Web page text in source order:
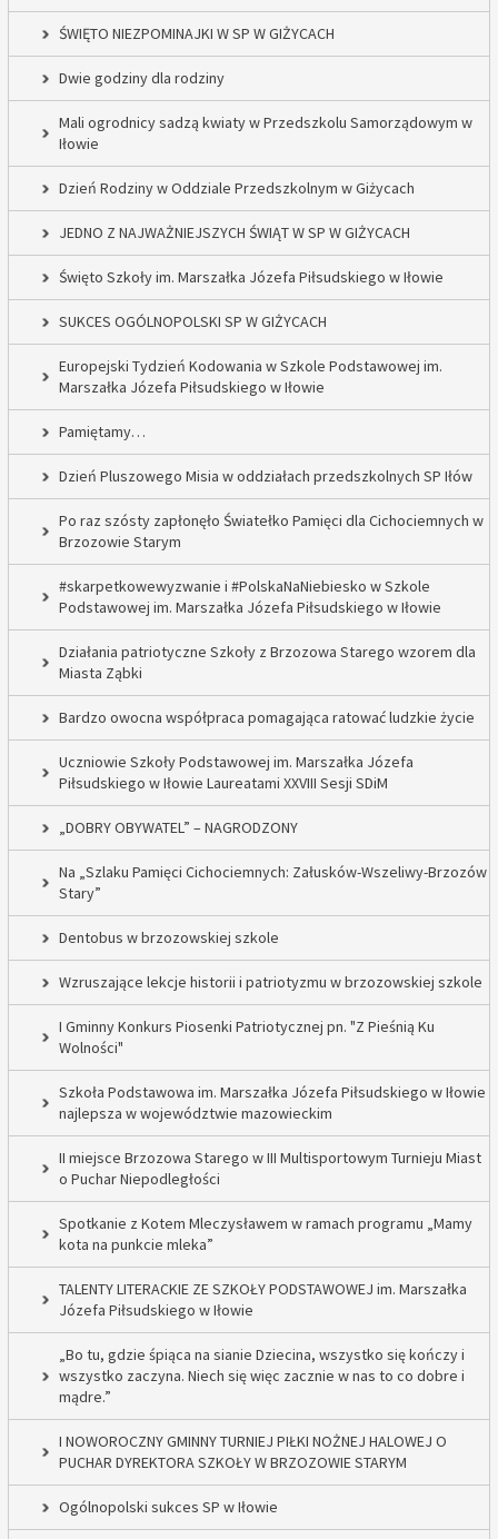
ŚWIĘTO NIEZPOMINAJKI W SP W GIŻYCACH
Dwie godziny dla rodziny
Mali ogrodnicy sadzą kwiaty w Przedszkolu Samorządowym w
Iłowie
Dzień Rodziny w Oddziale Przedszkolnym w Giżycach
JEDNO Z NAJWAŻNIEJSZYCH ŚWIĄT W SP W GIŻYCACH
Święto Szkoły im. Marszałka Józefa Piłsudskiego w Iłowie
SUKCES OGÓLNOPOLSKI SP W GIŻYCACH
Europejski Tydzień Kodowania w Szkole Podstawowej im.
Marszałka Józefa Piłsudskiego w Iłowie
Pamiętamy…
Dzień Pluszowego Misia w oddziałach przedszkolnych SP Iłów
Po raz szósty zapłonęło Światełko Pamięci dla Cichociemnych w
Brzozowie Starym
#skarpetkowewyzwanie i #PolskaNaNiebiesko w Szkole
Podstawowej im. Marszałka Józefa Piłsudskiego w Iłowie
Działania patriotyczne Szkoły z Brzozowa Starego wzorem dla
Miasta Ząbki
Bardzo owocna współpraca pomagająca ratować ludzkie życie
Uczniowie Szkoły Podstawowej im. Marszałka Józefa
Piłsudskiego w Iłowie Laureatami XXVIII Sesji SDiM
„DOBRY OBYWATEL” – NAGRODZONY
Na „Szlaku Pamięci Cichociemnych: Załusków-Wszeliwy-Brzozów
Stary”
Dentobus w brzozowskiej szkole
Wzruszające lekcje historii i patriotyzmu w brzozowskiej szkole
I Gminny Konkurs Piosenki Patriotycznej pn. "Z Pieśnią Ku
Wolności"
Szkoła Podstawowa im. Marszałka Józefa Piłsudskiego w Iłowie
najlepsza w województwie mazowieckim
II miejsce Brzozowa Starego w III Multisportowym Turnieju Miast
o Puchar Niepodległości
Spotkanie z Kotem Mleczysławem w ramach programu „Mamy
kota na punkcie mleka”
TALENTY LITERACKIE ZE SZKOŁY PODSTAWOWEJ im. Marszałka
Józefa Piłsudskiego w Iłowie
„Bo tu, gdzie śpiąca na sianie Dziecina, wszystko się kończy i
wszystko zaczyna. Niech się więc zacznie w nas to co dobre i
mądre.”
I NOWOROCZNY GMINNY TURNIEJ PIŁKI NOŻNEJ HALOWEJ O
PUCHAR DYREKTORA SZKOŁY W BRZOZOWIE STARYM
Ogólnopolski sukces SP w Iłowie